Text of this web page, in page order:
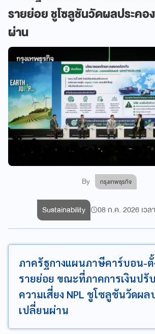
รายย่อย ชูโซลูชันวัดผลประคอ
ผ่าน
By กรุงเทพธุรกิจ
Sustainability 08 ก.ค. 2026 เวล
ภาครัฐกางแผนภาษีคาร์บอน-
รายย่อย ขณะที่ภาคการเงินปรั
ความเสี่ยง NPL ชูโซลูชันวัดผล
เปลี่ยนผ่าน